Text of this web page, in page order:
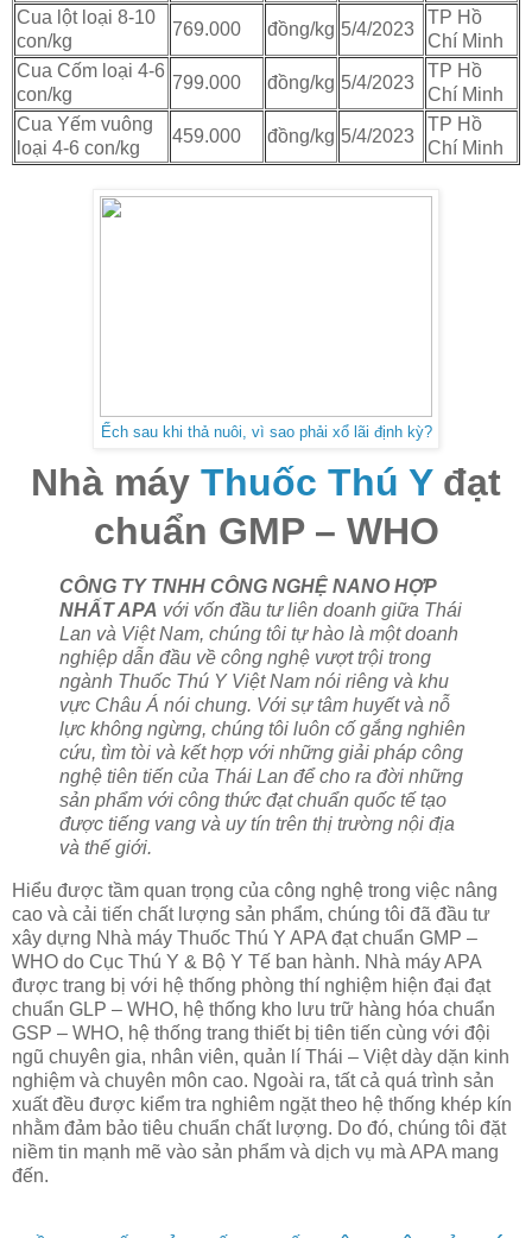
Cua lột loại 8-10
con/kg
769.000 đồng/kg 5/4/2023
TP Hồ
Chí Minh
Cua Cốm loại 4-6
con/kg
799.000 đồng/kg 5/4/2023
TP Hồ
Chí Minh
Cua Yếm vuông
loại 4-6 con/kg
459.000 đồng/kg 5/4/2023
TP Hồ
Chí Minh
Ếch sau khi thả nuôi, vì sao phải xổ lãi định kỳ?
Nhà máy Thuốc Thú Yđạt
chuẩn GMP – WHO
CÔNG TY TNHH CÔNG NGHỆ NANO HỢP
NHẤT APA với vốn đầu tư liên doanh giữa Thái
Lan và Việt Nam, chúng tôi tự hào là một doanh
nghiệp dẫn đầu về công nghệ vượt trội trong
ngành Thuốc Thú Y Việt Nam nói riêng và khu
vực Châu Á nói chung. Với sự tâm huyết và nỗ
lực không ngừng, chúng tôi luôn cố gắng nghiên
cứu, tìm tòi và kết hợp với những giải pháp công
nghệ tiên tiến của Thái Lan để cho ra đời những
sản phẩm với công thức đạt chuẩn quốc tế tạo
được tiếng vang và uy tín trên thị trường nội địa
và thế giới.
Hiểu được tầm quan trọng của công nghệ trong việc nâng
cao và cải tiến chất lượng sản phẩm, chúng tôi đã đầu tư
xây dựng Nhà máy Thuốc Thú Y APA đạt chuẩn GMP –
WHO do Cục Thú Y & Bộ Y Tế ban hành. Nhà máy APA
được trang bị với hệ thống phòng thí nghiệm hiện đại đạt
chuẩn GLP – WHO, hệ thống kho lưu trữ hàng hóa chuẩn
GSP – WHO, hệ thống trang thiết bị tiên tiến cùng với đội
ngũ chuyên gia, nhân viên, quản lí Thái – Việt dày dặn kinh
nghiệm và chuyên môn cao. Ngoài ra, tất cả quá trình sản
xuất đều được kiểm tra nghiêm ngặt theo hệ thống khép kín
nhằm đảm bảo tiêu chuẩn chất lượng. Do đó, chúng tôi đặt
niềm tin mạnh mẽ vào sản phẩm và dịch vụ mà APA mang
đến.